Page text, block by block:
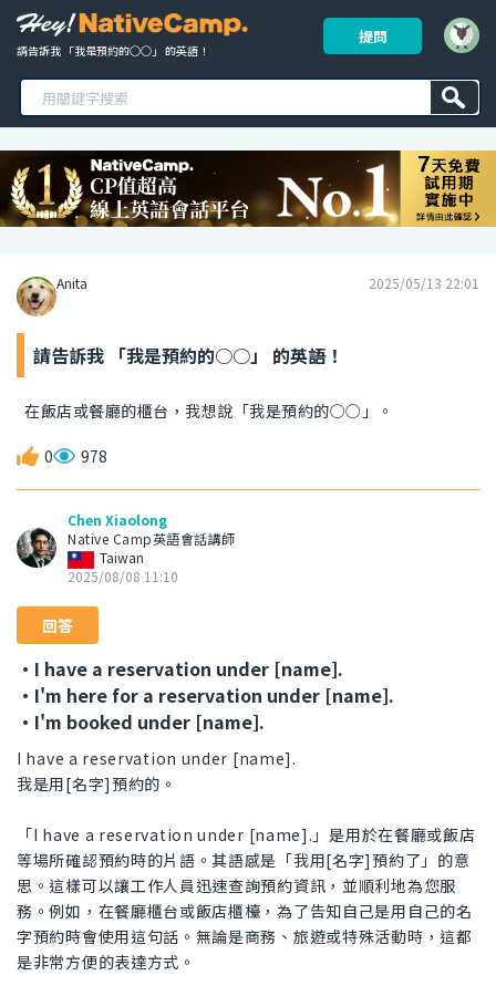
請告訴我 「我是預約的○○」 的英語！
提問
Anita 2025/05/13 22:01
請告訴我 「我是預約的○○」 的英語！
在飯店或餐廳的櫃台，我想說「我是預約的○○」。
0 978
Chen Xiaolong
Native Camp英語會話講師
Taiwan
2025/08/08 11:10
回答
・I have a reservation under [name].
・I'm here for a reservation under [name].
・I'm booked under [name].
I have a reservation under [name].
我是用[名字]預約的。
「I have a reservation under [name].」是用於在餐廳或飯店
等場所確認預約時的片語。其語感是「我用[名字]預約了」的意
思。這樣可以讓工作人員迅速查詢預約資訊，並順利地為您服
務。例如，在餐廳櫃台或飯店櫃檯，為了告知自己是用自己的名
字預約時會使用這句話。無論是商務、旅遊或特殊活動時，這都
是非常方便的表達方式。